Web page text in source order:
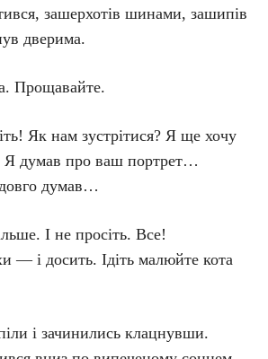
зашерхотів шинами, зашипів
дверима.
Прощавайте.
Як нам зустрітися? Я ще хочу
Я думав про ваш портрет…
думав…
І не просіть. Все!
— і досить. Ідіть малюйте кота
і зачинились клацнувши.